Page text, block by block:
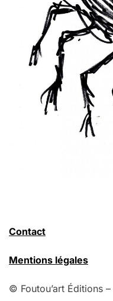
Contact
Mentions légales
© Foutou’art Éditions –